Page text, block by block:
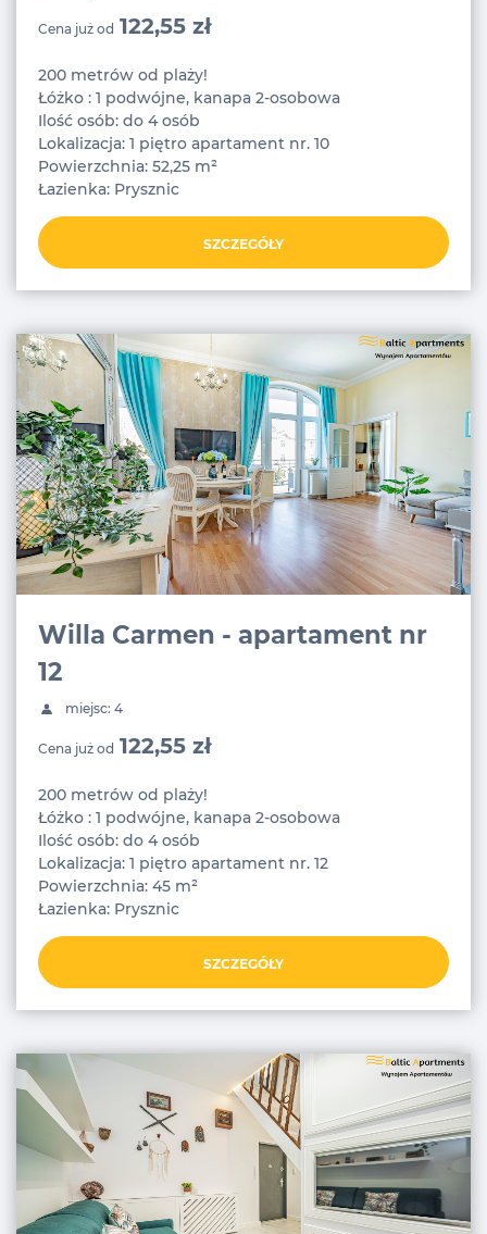
Cena już od 122,55 zł
200 metrów od plaży!
Łóżko : 1 podwójne, kanapa 2-osobowa
Ilość osób: do 4 osób
Lokalizacja: 1 piętro apartament nr. 10
Powierzchnia: 52,25 m²
Łazienka: Prysznic
SZCZEGÓŁY
Willa Carmen - apartament nr
12
miejsc: 4
Cena już od 122,55 zł
200 metrów od plaży!
Łóżko : 1 podwójne, kanapa 2-osobowa
Ilość osób: do 4 osób
Lokalizacja: 1 piętro apartament nr. 12
Powierzchnia: 45 m²
Łazienka: Prysznic
SZCZEGÓŁY